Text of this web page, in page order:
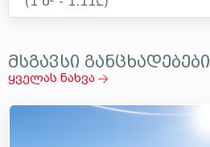
მსგავსი განცხადებები
ყველას ნახვა